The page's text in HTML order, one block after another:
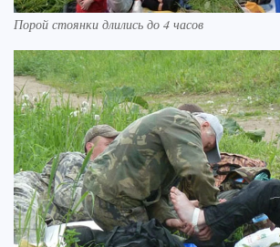
Порой стоянки длились до 4 часов